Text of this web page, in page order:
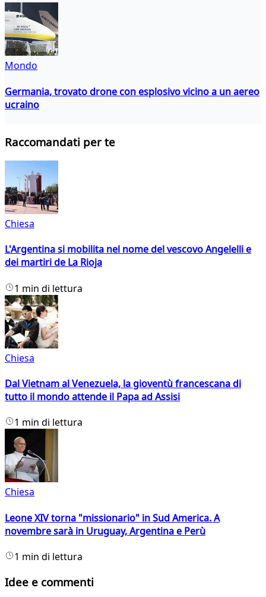
Mondo
Germania, trovato drone con esplosivo vicino a un aereo
ucraino
Raccomandati per te
Chiesa
L'Argentina si mobilita nel nome del vescovo Angelelli e
dei martiri de La Rioja
1 min di lettura
Chiesa
Dal Vietnam al Venezuela, la gioventù francescana di
tutto il mondo attende il Papa ad Assisi
1 min di lettura
Chiesa
Leone XIV torna "missionario" in Sud America. A
novembre sarà in Uruguay, Argentina e Perù
1 min di lettura
Idee e commenti